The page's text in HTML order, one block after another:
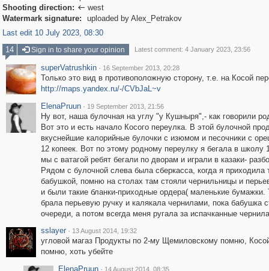
Shooting direction:  west
Watermark signature:
uploaded by Alex_Petrakov
Last edit 10 July 2023, 08:30
14
Sign in to share your opinion Latest comment: 4 January 2023, 23:56
superVatrushkin · 16 September 2013, 20:28
Только это вид в противоположную сторону, т.е. на Косой
http://maps.yandex.ru/-/CVbJaL~v
ElenaPruun · 19 September 2013, 21:56
Ну вот, наша булочная на углу "у Кушныря",- как говорили
Вот это и есть начало Косого переулка. В этой булочной
вкуснейшие калорийные булочки с изюмом и песочники с
12 копеек. Вот по этому родному переулку я бегала в школу
мы с ватагой ребят бегали по дворам и играли в казаки-
Рядом с булочной слева была сберкасса, когда я приходила
бабушкой, помню на столах там стояли чернильницы и
и были такие бланки-приходные ордера( маленькие бумажки.
брала перьевую ручку и калякала чернилами, пока бабушка
очереди, а потом всегда меня ругала за испачканные
sslayer · 13 August 2014, 19:32
угловой магаз Продукты по 2-му Щемиловскому помню,
помню, хоть убейте
ElenaPruun · 14 August 2014, 08:35